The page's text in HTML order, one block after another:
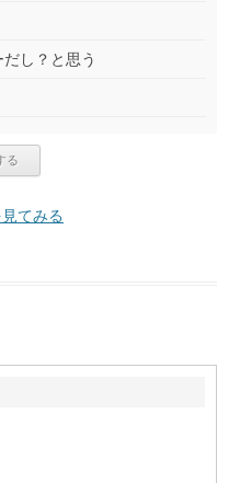
し？と思う
てみる